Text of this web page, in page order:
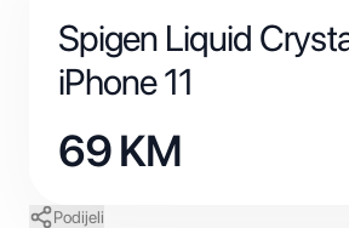
Spigen Liquid
iPhone 11
69KM
Podijeli